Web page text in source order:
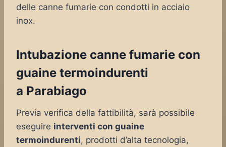
delle canne fumarie con condotti in acciaio
inox.
Intubazione canne fumarie con
guaine termoindurenti
a Parabiago
Previa verifica della fattibilità, sarà possibile
eseguire interventi con guaine
termoindurenti, prodotti d’alta tecnologia,